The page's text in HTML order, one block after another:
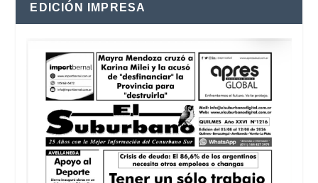
EDICIÓN IMPRESA